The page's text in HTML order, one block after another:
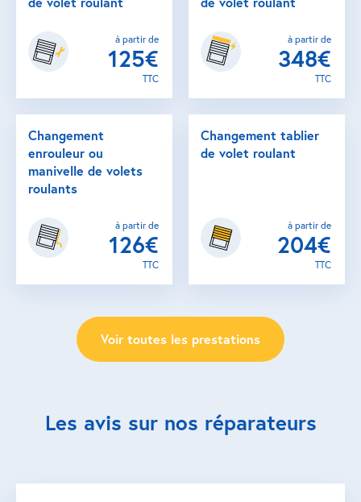
à partir de
125€
TTC
à partir de
348€
TTC
Changement
enrouleur ou
manivelle de volets
roulants
à partir de
126€
TTC
Changement tablier
de volet roulant
à partir de
204€
TTC
Voir toutes les prestations
Les avis sur nos réparateurs